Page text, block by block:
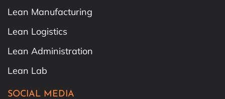
Lean Manufacturing
Lean Logistics
Lean Administration
Lean Lab
SOCIAL MEDIA